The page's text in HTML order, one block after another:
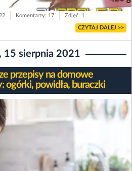
Komentarzy: 17 Zdjęć: 1
CZYTAJ DALEJ >>
15 sierpnia 2021
przepisy na domowe
ogórki, powidła, buraczki